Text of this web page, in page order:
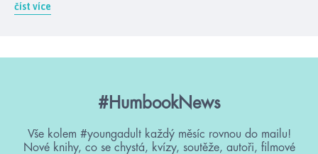
číst více
#HumbookNews
Vše kolem #youngadult každý měsíc rovnou do mailu!
Nové knihy, co se chystá, kvízy, soutěže, autoři, filmové